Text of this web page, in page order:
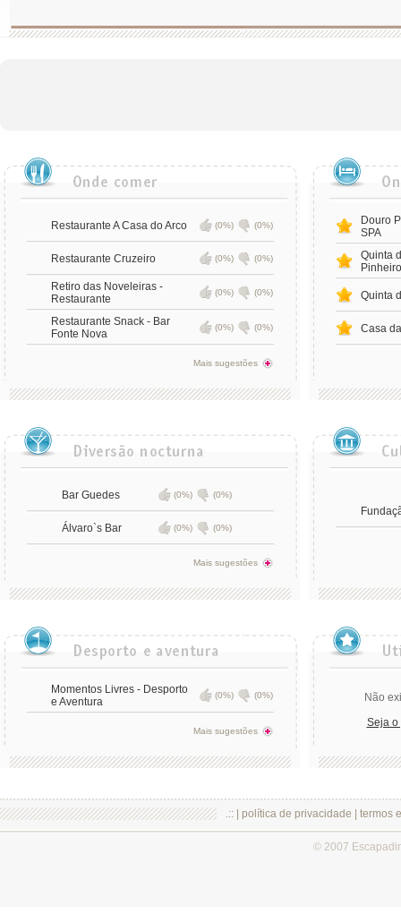
Restaurante A Casa do Arco (0%) (0%)
Restaurante Cruzeiro (0%) (0%)
Retiro das Noveleiras -
Restaurante
(0%) (0%)
Restaurante Snack - Bar
Fonte Nova
(0%) (0%)
Mais sugestões
Douro
SPA
Quinta
Pinheiro
Quinta
Casa
Bar Guedes (0%) (0%)
Álvaro`s Bar (0%) (0%)
Mais sugestões
Momentos Livres - Desporto
e Aventura
(0%) (0%)
Mais sugestões
Não
Seja o
.:: | política de privacidade termos
© 2007